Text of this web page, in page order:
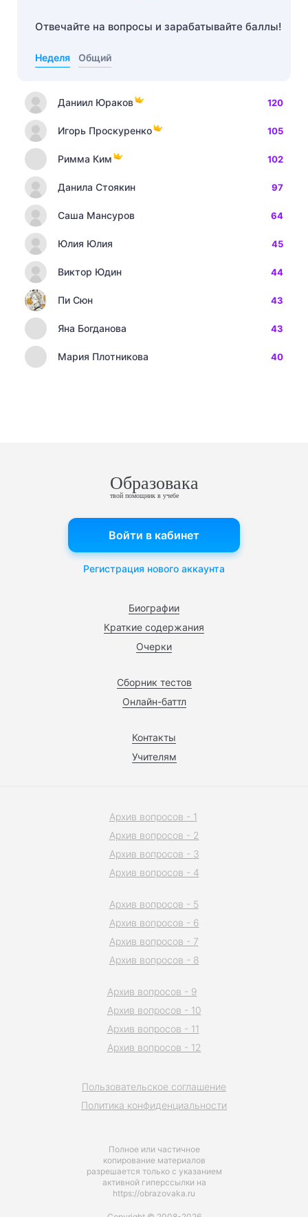
Отвечайте на вопросы и зарабатывайте баллы!
Неделя Общий
Даниил Юраков 120
Игорь Проскуренко 105
Римма Ким 102
Данила Стоякин 97
Саша Мансуров 64
Юлия Юлия 45
Виктор Юдин 44
Пи Сюн 43
Яна Богданова 43
Мария Плотникова 40
Образовака
твой помощник в учебе
Биографии
Краткие содержания
Очерки
Сборник тестов
Онлайн-баттл
Контакты
Учителям
Войти в кабинет
Регистрация нового аккаунта
Полное или частичное
копирование материалов
разрешается только с указанием
активной гиперссылки на
https://obrazovaka.ru
Пользовательское соглашение
Политика конфиденциальности
Архив вопросов - 1
Архив вопросов - 2
Архив вопросов - 3
Архив вопросов - 4
Архив вопросов - 5
Архив вопросов - 6
Архив вопросов - 7
Архив вопросов - 8
Архив вопросов - 9
Архив вопросов - 10
Архив вопросов - 11
Архив вопросов - 12